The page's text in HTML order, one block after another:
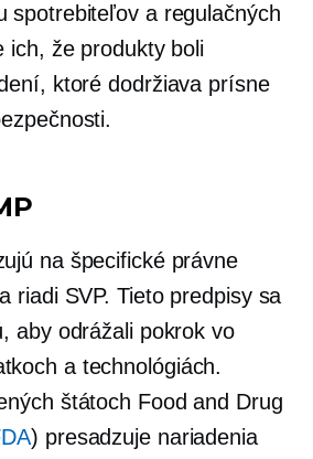
spotrebiteľov a regulačných
ich, že produkty boli
ktoré dodržiava prísne
na špecifické právne
riadi SVP. Tieto predpisy sa
aby odrážali pokrok vo
a technológiách.
štátoch Food and Drug
) presadzuje nariadenia